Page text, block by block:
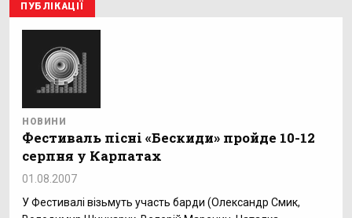
ПУБЛІКАЦІЇ
НОВИНИ
Фестиваль пісні «Бескиди» пройде 10-12
серпня у Карпатах
01.08.2007
У Фестивалі візьмуть участь барди (Олександр Смик,